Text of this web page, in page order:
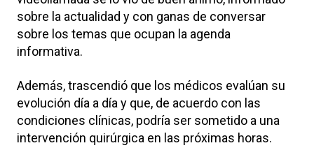
sobre la actualidad y con ganas de conversar
sobre los temas que ocupan la agenda
informativa.
Además, trascendió que los médicos evalúan su
evolución día a día y que, de acuerdo con las
condiciones clínicas, podría ser sometido a una
intervención quirúrgica en las próximas horas.